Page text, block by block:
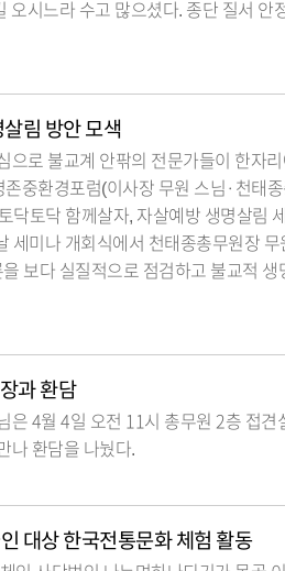
오시느라 수고 많으셨다. 종단 질서 안
림 방안 모색
으로 불교계 안팎의 전문가들이 한자
중환경포럼(이사장 무원 스님·천태
닥토닥 함께살자, 자살예방 생명살림
세미나 개회식에서 천태종총무원장
보다 실질적으로 점검하고 불교적
과 환담
은 4월 4일 오전 11시 총무원 2층 접
나 환담을 나눴다.
대상 한국전통문화 체험 활동